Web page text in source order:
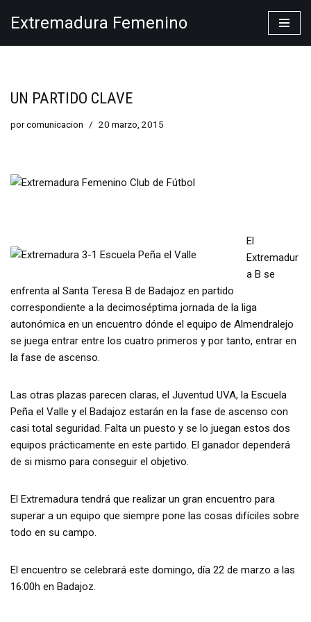
Extremadura Femenino
UN PARTIDO CLAVE
porcomunicacion 20 marzo, 2015
El
Extremadur
a B se
enfrenta al Santa Teresa B de Badajoz en partido
correspondiente a la decimoséptima jornada de la liga
autonómica en un encuentro dónde el equipo de Almendralejo
se juega entrar entre los cuatro primeros y por tanto, entrar en
la fase de ascenso.
Las otras plazas parecen claras, el Juventud UVA, la Escuela
Peña el Valle y el Badajoz estarán en la fase de ascenso con
casi total seguridad. Falta un puesto y se lo juegan estos dos
equipos prácticamente en este partido. El ganador dependerá
de si mismo para conseguir el objetivo.
El Extremadura tendrá que realizar un gran encuentro para
superar a un equipo que siempre pone las cosas difíciles sobre
todo en su campo.
El encuentro se celebrará este domingo, día 22 de marzo a las
16:00h en Badajoz.